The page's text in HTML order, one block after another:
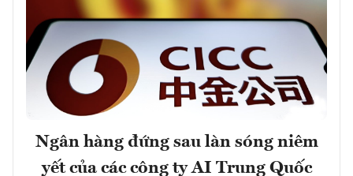
Ngân hàng đứng sau làn sóng niêm
yết của các công ty AI Trung Quốc